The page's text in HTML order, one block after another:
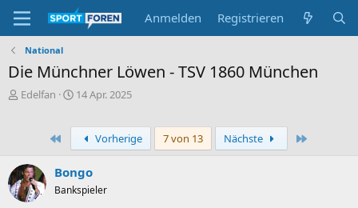
Anmelden Registrieren
National
Die Münchner Löwen - TSV 1860 München
E
l
l
e
Edelfan
E
e
l
t
14 Apr. 2025
Erste Vorherige 7 von 13 Nächste
Bongo
Bankspieler